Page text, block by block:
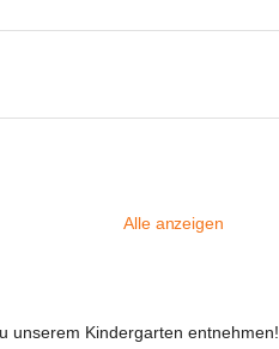
Alle anzeigen
unserem Kindergarten entnehmen!